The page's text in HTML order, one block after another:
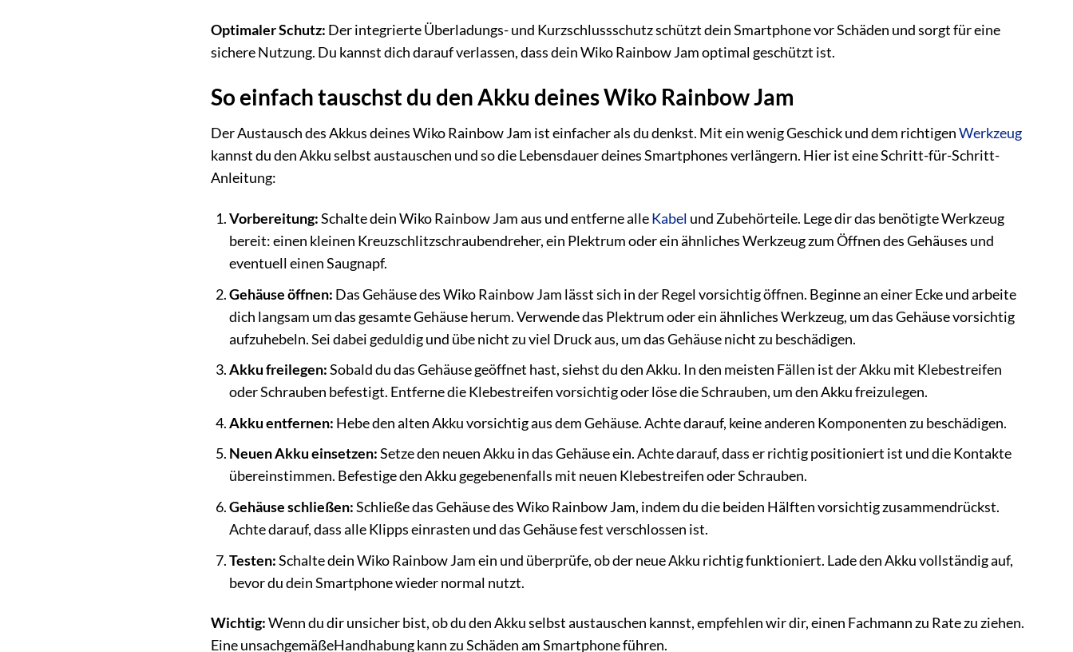
Optimaler Schutz: Der integrierte Überladungs- und Kurzschlussschutz schützt dein Smartphone vor Schäden und sorgt für eine
sichere Nutzung. Du kannst dich darauf verlassen, dass dein Wiko Rainbow Jam optimal geschützt ist.
So einfach tauschst du den Akku deines Wiko Rainbow Jam
Der Austausch des Akkus deines Wiko Rainbow Jam ist einfacher als du denkst. Mit ein wenig Geschick und dem richtigenWerkzeug
kannst du den Akku selbst austauschen und so die Lebensdauer deines Smartphones verlängern. Hier ist eine Schritt-für-Schritt-
Anleitung:
Vorbereitung:Schalte dein Wiko Rainbow Jam aus und entferne alleKabel und Zubehörteile. Lege dir das benötigte Werkzeug
bereit: einen kleinen Kreuzschlitzschraubendreher, ein Plektrum oder ein ähnliches Werkzeug zum Öffnen des Gehäuses und
eventuell einen Saugnapf.
Gehäuse öffnen: Das Gehäuse des Wiko Rainbow Jam lässt sich in der Regel vorsichtig öffnen. Beginne an einer Ecke und arbeite
dich langsam um das gesamte Gehäuse herum. Verwende das Plektrum oder ein ähnliches Werkzeug, um das Gehäuse vorsichtig
aufzuhebeln. Sei dabei geduldig und übe nicht zu viel Druck aus, um das Gehäuse nicht zu beschädigen.
Akku freilegen:Sobald du das Gehäuse geöffnet hast, siehst du den Akku. In den meisten Fällen ist der Akku mit Klebestreifen
oder Schrauben befestigt. Entferne die Klebestreifen vorsichtig oder löse die Schrauben, um den Akku freizulegen.
Akku entfernen: Hebe den alten Akku vorsichtig aus dem Gehäuse. Achte darauf, keine anderen Komponenten zu beschädigen.
Neuen Akku einsetzen:Setze den neuen Akku in das Gehäuse ein. Achte darauf, dass er richtig positioniert ist und die Kontakte
übereinstimmen. Befestige den Akku gegebenenfalls mit neuen Klebestreifen oder Schrauben.
Gehäuse schließen:Schließe das Gehäuse des Wiko Rainbow Jam, indem du die beiden Hälften vorsichtig zusammendrückst.
Achte darauf, dass alle Klipps einrasten und das Gehäuse fest verschlossen ist.
Testen:Schalte dein Wiko Rainbow Jam ein und überprüfe, ob der neue Akku richtig funktioniert. Lade den Akku vollständig auf,
bevor du dein Smartphone wieder normal nutzt.
Wichtig:Wenn du dir unsicher bist, ob du den Akku selbst austauschen kannst, empfehlen wir dir, einen Fachmann zu Rate zu ziehen.
Eine unsachgemäßeHandhabung kann zu Schäden am Smartphone führen.